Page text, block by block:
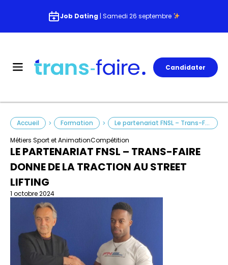
Job Dating | Samedi 26 septembre
Candidater
Métiers Sport et AnimationCompétition
Accueil > Formation > Le partenariat FNSL – Trans-Faire donne de la traction au street lifting
LE PARTENARIAT FNSL – TRANS-FAIRE
DONNE DE LA TRACTION AU STREET
LIFTING
1 octobre 2024